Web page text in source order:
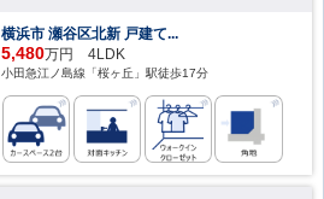
横浜市 瀬谷区北新 戸建て...
5,480万円 4LDK
小田急江ノ島線「桜ヶ丘」駅徒歩17分